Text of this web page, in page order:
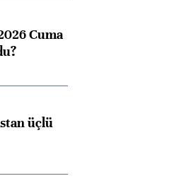
Cuma
üçlü